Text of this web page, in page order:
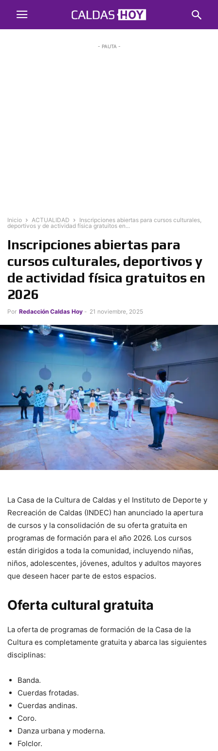
- PAUTA -
Inicio ACTUALIDAD
Inscripciones abiertas para cursos culturales,
deportivos y de actividad física gratuitos en...
Inscripciones abiertas para
cursos culturales, deportivos y
de actividad física gratuitos en
2026
Por Redacción Caldas Hoy - 21 noviembre, 2025
La Casa de la Cultura de Caldas y el Instituto de Deporte y
Recreación de Caldas (INDEC) han anunciado la apertura
de cursos y la consolidación de su oferta gratuita en
programas de formación para el año 2026. Los cursos
están dirigidos a toda la comunidad, incluyendo niñas,
niños, adolescentes, jóvenes, adultos y adultos mayores
que deseen hacer parte de estos espacios.
Oferta cultural gratuita
La oferta de programas de formación de la Casa de la
Cultura es completamente gratuita y abarca las siguientes
disciplinas:
Banda.
Cuerdas frotadas.
Cuerdas andinas.
Coro.
Danza urbana y moderna.
Folclor.